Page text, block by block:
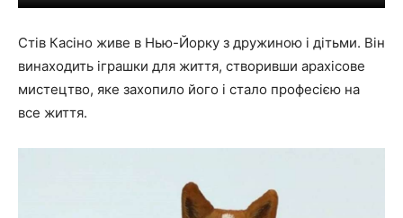
Стів Касіно живе в Нью-Йорку з дружиною і дітьми. Він
винаходить іграшки для життя, створивши арахісове
мистецтво, яке захопило його і стало професією на
все життя.